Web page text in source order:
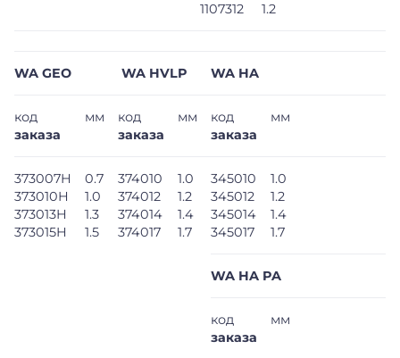
1107312 1.2
WA GEO WA HVLP WA HA
код
заказа
мм
код
заказа
мм
код
заказа
мм
373007H
373010H
373013H
373015H
0.7
1.0
1.3
1.5
374010
374012
374014
374017
1.0
1.2
1.4
1.7
345010
345012
345014
345017
1.0
1.2
1.4
1.7
WA HA PA
код
заказа
мм